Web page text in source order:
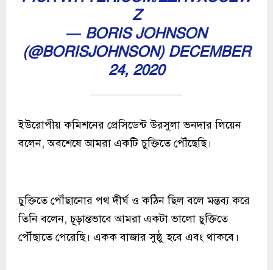
Z
— BORIS JOHNSON
(@BORISJOHNSON) DECEMBER
24, 2020
ইউরোপীয় কমিশনের প্রেসিডেন্ট উরসুলা ভনদার লিয়েন
বলেন, অবশেষে আমরা একটি চুক্তিতে পৌঁছেছি।
চুক্তিতে পৌঁছানোর পথ দীর্ঘ ও কঠিন ছিল বলে মন্তব্য করে
তিনি বলেন, চূড়ান্তভাবে আমরা একটা ভালো চুক্তিতে
পৌঁছাতে পেরেছি। একক বাজার সুষ্ঠু হবে এবং থাকবে।